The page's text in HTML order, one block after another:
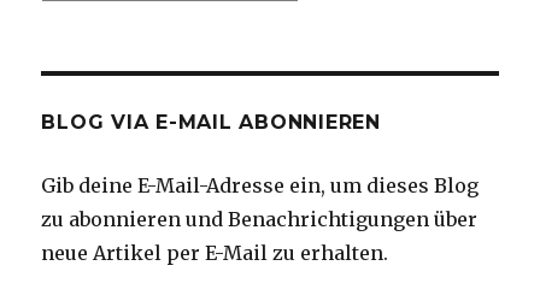
BLOG VIA E-MAIL ABONNIEREN
Gib deine E-Mail-Adresse ein, um dieses Blog
zu abonnieren und Benachrichtigungen über
neue Artikel per E-Mail zu erhalten.